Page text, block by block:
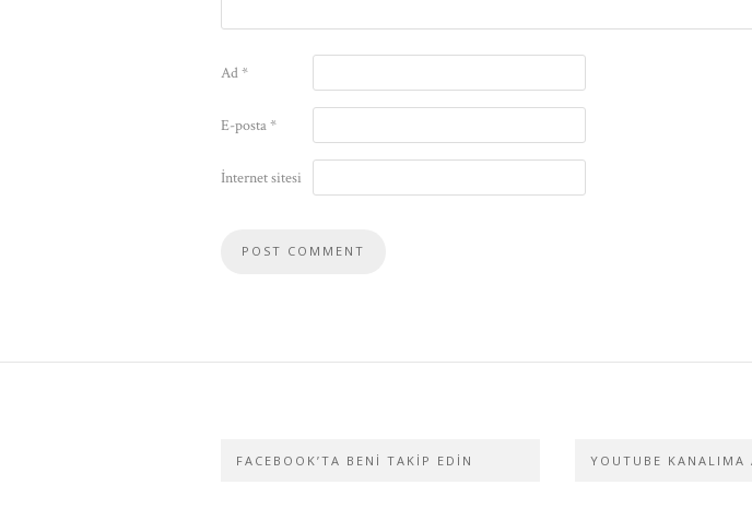
Ad*
E-posta*
İnternet sitesi
FACEBOOK’TA BENI TAKIP EDIN YOUTUBE KANALIMA